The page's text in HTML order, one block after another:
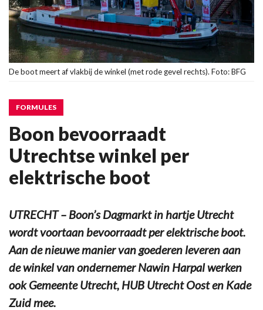
De boot meert af vlakbij de winkel (met rode gevel rechts). Foto: BFG
FORMULES
Boon bevoorraadt
Utrechtse winkel per
elektrische boot
UTRECHT – Boon’s Dagmarkt in hartje Utrecht
wordt voortaan bevoorraadt per elektrische boot.
Aan de nieuwe manier van goederen leveren aan
de winkel van ondernemer Nawin Harpal werken
ook Gemeente Utrecht, HUB Utrecht Oost en Kade
Zuid mee.